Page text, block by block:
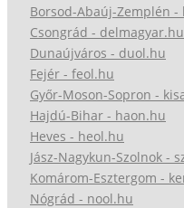
Borsod-Abaúj-Zemplén -
Csongrád - delmagyar.hu
Dunaújváros - duol.hu
Fejér - feol.hu
Győr-Moson-Sopron -
Hajdú-Bihar - haon.hu
Heves - heol.hu
Jász-Nagykun-Szolnok -
Komárom-Esztergom -
Nógrád - nool.hu